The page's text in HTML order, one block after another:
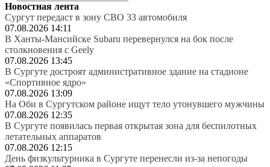
Новостная лента
Сургут передаст в зону СВО 33 автомобиля
07.08.2026 14:11
В Ханты-Мансийске Subaru перевернулся на бок после
столкновения с Geely
07.08.2026 13:45
В Сургуте достроят административное здание на стадионе
«Спортивное ядро»
07.08.2026 13:09
На Оби в Сургутском районе ищут тело утонувшего мужчины
07.08.2026 12:35
В Сургуте появилась первая открытая зона для беспилотных
летательных аппаратов
07.08.2026 12:15
День физкультурника в Сургуте перенесли из-за непогоды